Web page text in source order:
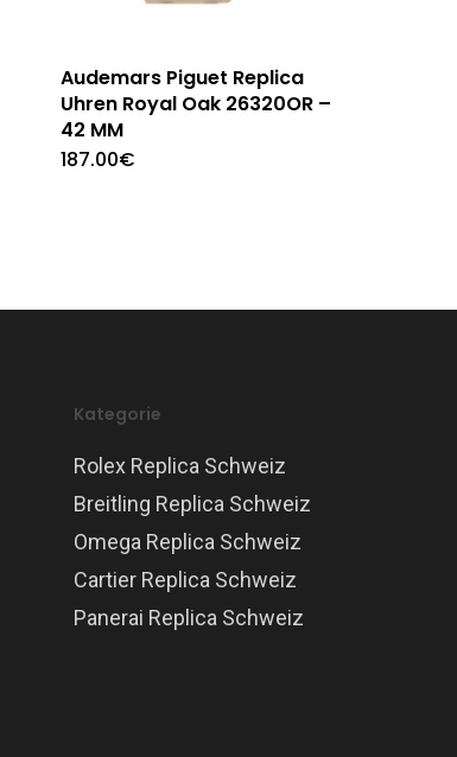
Audemars Piguet Replica
Uhren Royal Oak 26320OR –
42 MM
187.00€
Kategorie
Rolex Replica Schweiz
Breitling Replica Schweiz
Omega Replica Schweiz
Cartier Replica Schweiz
Panerai Replica Schweiz